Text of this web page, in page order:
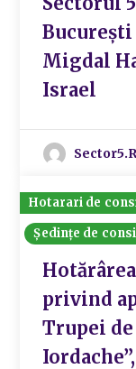
Migdal
Israel
Hotarari de
Ședințe de
privind
Trupei